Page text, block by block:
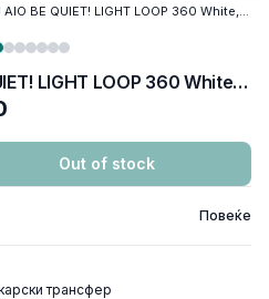
COOLERS CPU AIO BE QUIET! LIGHT LOOP 360 White, 3x120mm Light Wings LX 120mm ARGB PWM, w/REFFIL OPTION, ARGB LED on pump, w/ARGB HUB, BW023
COOLERS CPU AIO BE QUIET! LIGHT LOOP 360 White, 3x120mm Light Wings LX 120mm ARGB PWM, w/REFFIL OPTION, ARGB LED on pump, w/ARGB HUB, BW023
Out of stock
Повеќе
трансфер